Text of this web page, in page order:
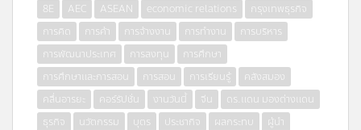
8E AEC ASEAN economic relations
กรุงเทพธุรกิจ
การคิด
การค้า การจ้างงาน การทำงาน
การบริหาร
การพัฒนาประเทศ
การลงทุน
การศึกษา
การศึกษาและการสอน
การสอน การเรียนรู้
คลังสมอง
คลื่นอารยะ
คอร์รัปชั่น งานวันนี้ จีน
ดร.แดน มองต่างแดน
ธุรกิจ
นวัตกรรม บุตร ประชากิจ ผลกระทบ
ผู้นำ